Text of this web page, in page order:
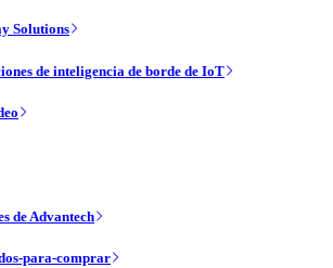
Solutions
de inteligencia de borde de IoT
de Advantech
para-comprar